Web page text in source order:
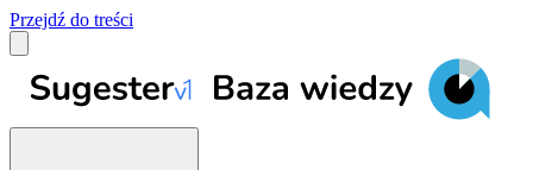
Przejdź do treści